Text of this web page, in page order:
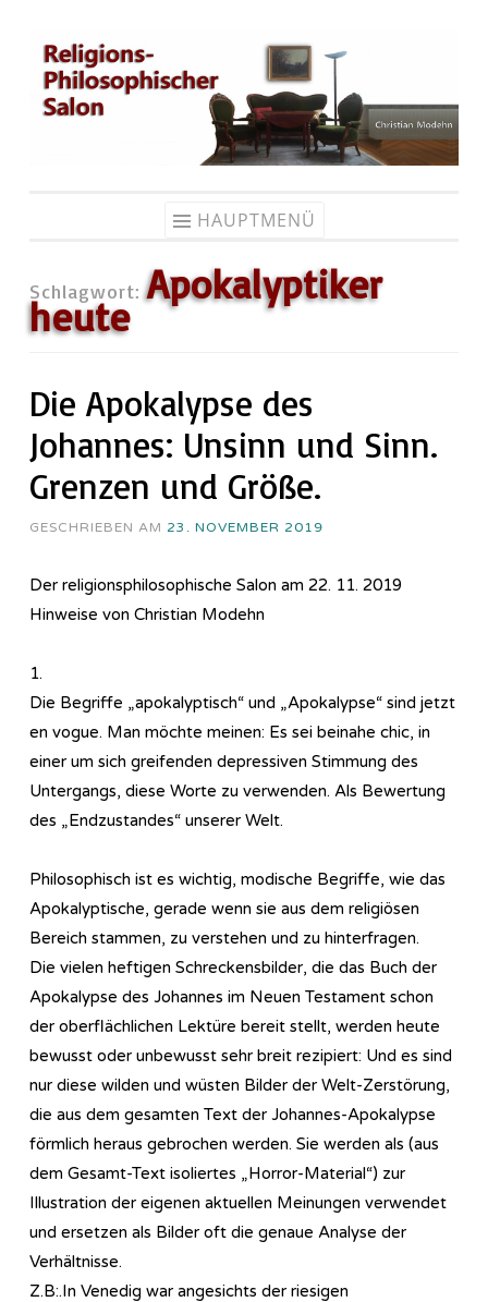
Zum
Inhalt
springen
HAUPTMENÜ
Schlagwort:Apokalyptiker
heute
Die Apokalypse des
Johannes: Unsinn und Sinn.
Grenzen und Größe.
GESCHRIEBEN AM 23. NOVEMBER 2019
Der religionsphilosophische Salon am 22. 11. 2019
Hinweise von Christian Modehn
1.
Die Begriffe „apokalyptisch“ und „Apokalypse“ sind jetzt
en vogue. Man möchte meinen: Es sei beinahe chic, in
einer um sich greifenden depressiven Stimmung des
Untergangs, diese Worte zu verwenden. Als Bewertung
des „Endzustandes“ unserer Welt.
Philosophisch ist es wichtig, modische Begriffe, wie das
Apokalyptische, gerade wenn sie aus dem religiösen
Bereich stammen, zu verstehen und zu hinterfragen.
Die vielen heftigen Schreckensbilder, die das Buch der
Apokalypse des Johannes im Neuen Testament schon
der oberflächlichen Lektüre bereit stellt, werden heute
bewusst oder unbewusst sehr breit rezipiert: Und es sind
nur diese wilden und wüsten Bilder der Welt-Zerstörung,
die aus dem gesamten Text der Johannes-Apokalypse
förmlich heraus gebrochen werden. Sie werden als (aus
dem Gesamt-Text isoliertes „Horror-Material“) zur
Illustration der eigenen aktuellen Meinungen verwendet
und ersetzen als Bilder oft die genaue Analyse der
Verhältnisse.
Z.B:.In Venedig war angesichts der riesigen